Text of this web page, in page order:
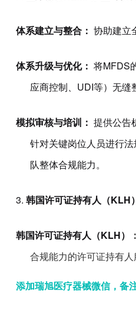
体系建立与整合： 协助建立
体系升级与优化： 将MFDS
应商控制、UDI等）无缝
模拟审核与培训： 提供公告
针对关键岗位人员进行
队整体合规能力。
3. 韩国许可证持有人（KLH）
韩国许可证持有人（KLH） ：
合规能力的许可证持有人
添加瑞旭医疗器械微信，备